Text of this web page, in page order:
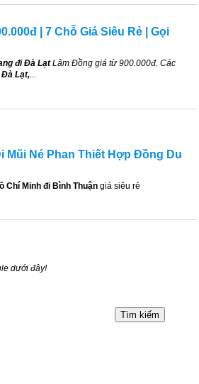
| 7 Chỗ Giá Siêu Rẻ | Gọi
đi Đà LạtLâm Đồng giá từ 900.000đ. Các
Đà Lạt,
Mũi Né Phan Thiết Hợp Đồng Du
Chí Minh đi Bình Thuận giá siêu rẻ
dưới đây!